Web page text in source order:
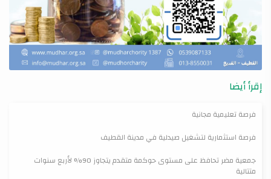
إقرأ أيضا
فرصة تعليمية مجانية
فرصة استثمارية لتشغيل صيدلية في مدينة القطيف
جمعية مضر تحافظ على مستوى حوكمة متقدم يتجاوز 90% لأربع سنوات
متتالية